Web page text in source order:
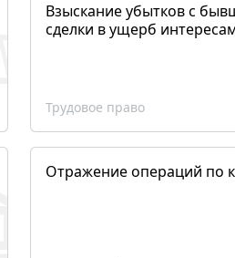
Взыскание убытков с
сделки в ущерб
Трудовое право
Отражение операций по